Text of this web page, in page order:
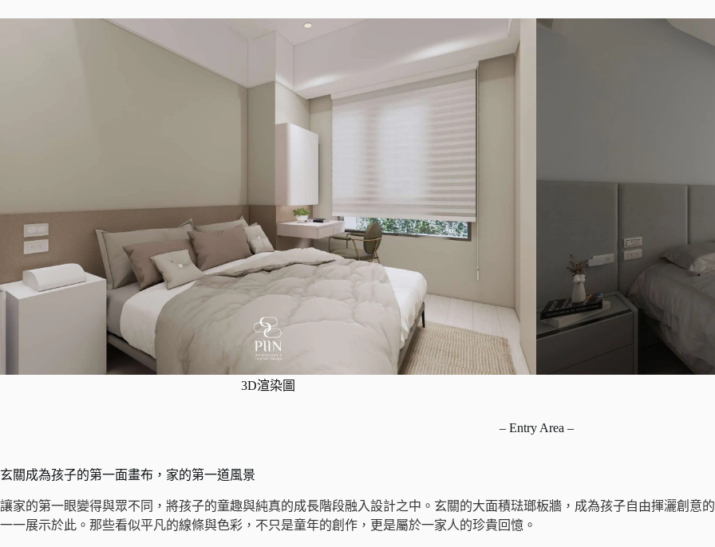
3D渲染圖
– Entry Area –
玄關成為孩子的第一面畫布，家的第一道風景
讓家的第一眼變得與眾不同，將孩子的童趣與純真的成長階段融入設計之中。玄關的大面積琺瑯板牆，成為孩子自由揮灑創意
一一展示於此。那些看似平凡的線條與色彩，不只是童年的創作，更是屬於一家人的珍貴回憶。